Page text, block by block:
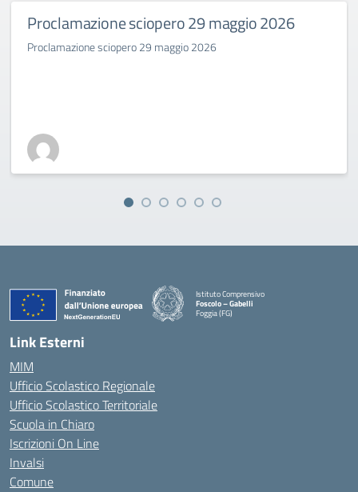
Proclamazione sciopero 29 maggio 2026
Proclamazione sciopero 29 maggio 2026
Istituto Comprensivo
Foscolo – Gabelli
Foggia (FG)
— Visita la pagina iniziale della scuola
Link Esterni
MIM
Ufficio Scolastico Regionale
Ufficio Scolastico Territoriale
Scuola in Chiaro
Iscrizioni On Line
Invalsi
Comune